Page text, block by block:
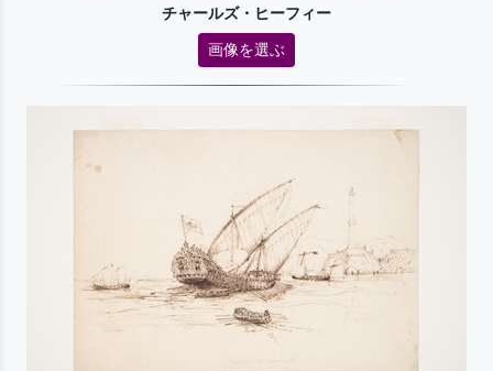
チャールズ・ヒーフィー
画像を選ぶ